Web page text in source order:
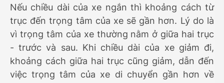
Nếu chiều dài của xe ngắn thì khoảng cách từ
trục đến trọng tâm của xe sẽ gần hơn. Lý do là
vì trọng tâm của xe thường nằm ở giữa hai trục
- trước và sau. Khi chiều dài của xe giảm đi,
khoảng cách giữa hai trục cũng giảm, dẫn đến
việc trọng tâm của xe di chuyển gần hơn về